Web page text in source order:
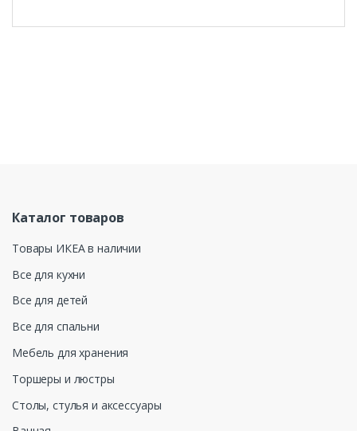
Каталог товаров
Товары ИКЕА в наличии
Все для кухни
Все для детей
Все для спальни
Мебель для хранения
Торшеры и люстры
Столы, стулья и аксессуары